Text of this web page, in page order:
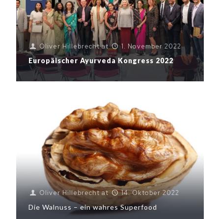
Oliver Hillebrecht at
1. November 2022
Europäischer Ayurveda Kongress 2022
Oliver Hillebrecht at
14. Oktober 2022
Die Walnuss – ein wahres Superfood